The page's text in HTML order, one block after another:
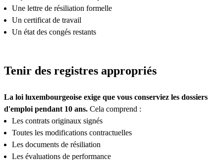
Une lettre de résiliation formelle
Un certificat de travail
Un état des congés restants
Tenir des registres appropriés
La loi luxembourgeoise exige que vous conserviez les dossiers
d'emploi pendant 10 ans. Cela comprend :
Les contrats originaux signés
Toutes les modifications contractuelles
Les documents de résiliation
Les évaluations de performance